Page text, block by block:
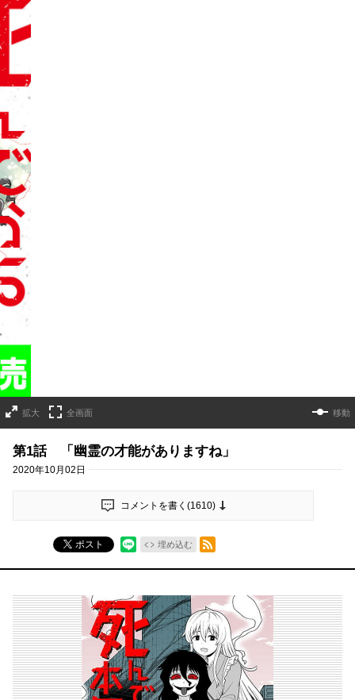
拡大 全画面 移動
第1話 「幽霊の才能がありますね」
2020年10月02日
コメントを書く(1610)
ポスト 埋め込む
RSSフィード